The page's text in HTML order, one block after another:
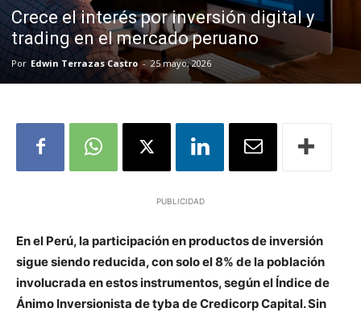
Crece el interés por inversión digital y
trading en el mercado peruano
Por Edwin Terrazas Castro - 25 mayo, 2026
PUBLICIDAD
En el Perú, la participación en productos de inversión
sigue siendo reducida, con solo el 8% de la población
involucrada en estos instrumentos, según el Índice de
Ánimo Inversionista de tyba de Credicorp Capital. Sin